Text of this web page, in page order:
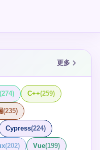
更多
(274) C++(259)
(235)
Cypress(224)
(202) Vue(199)